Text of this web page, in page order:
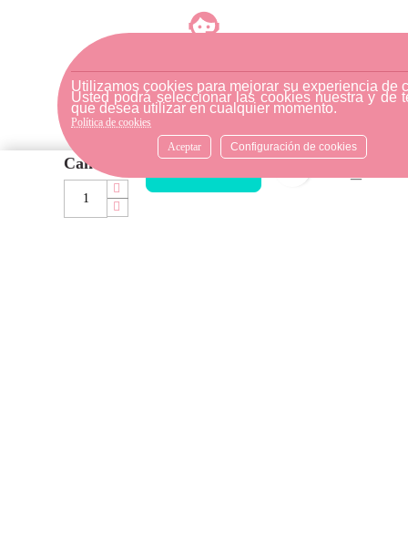
Utilizamos cookies para mejorar su experiencia de
Usted podrá seleccionar las cookies nuestra y de
que desea utilizar en cualquier momento.
Política de cookies
Aceptar
Configuración de cookies
Cantidad
Si necesitas ayuda, no dudes
en escribirnos por medio de
WhatsApp al número
633540808. Estamos aquí para
resolver tus dudas y ofrecerte